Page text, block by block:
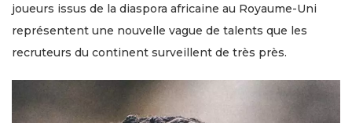
joueurs issus de la diaspora africaine au Royaume-Uni
représentent une nouvelle vague de talents que les
recruteurs du continent surveillent de très près.